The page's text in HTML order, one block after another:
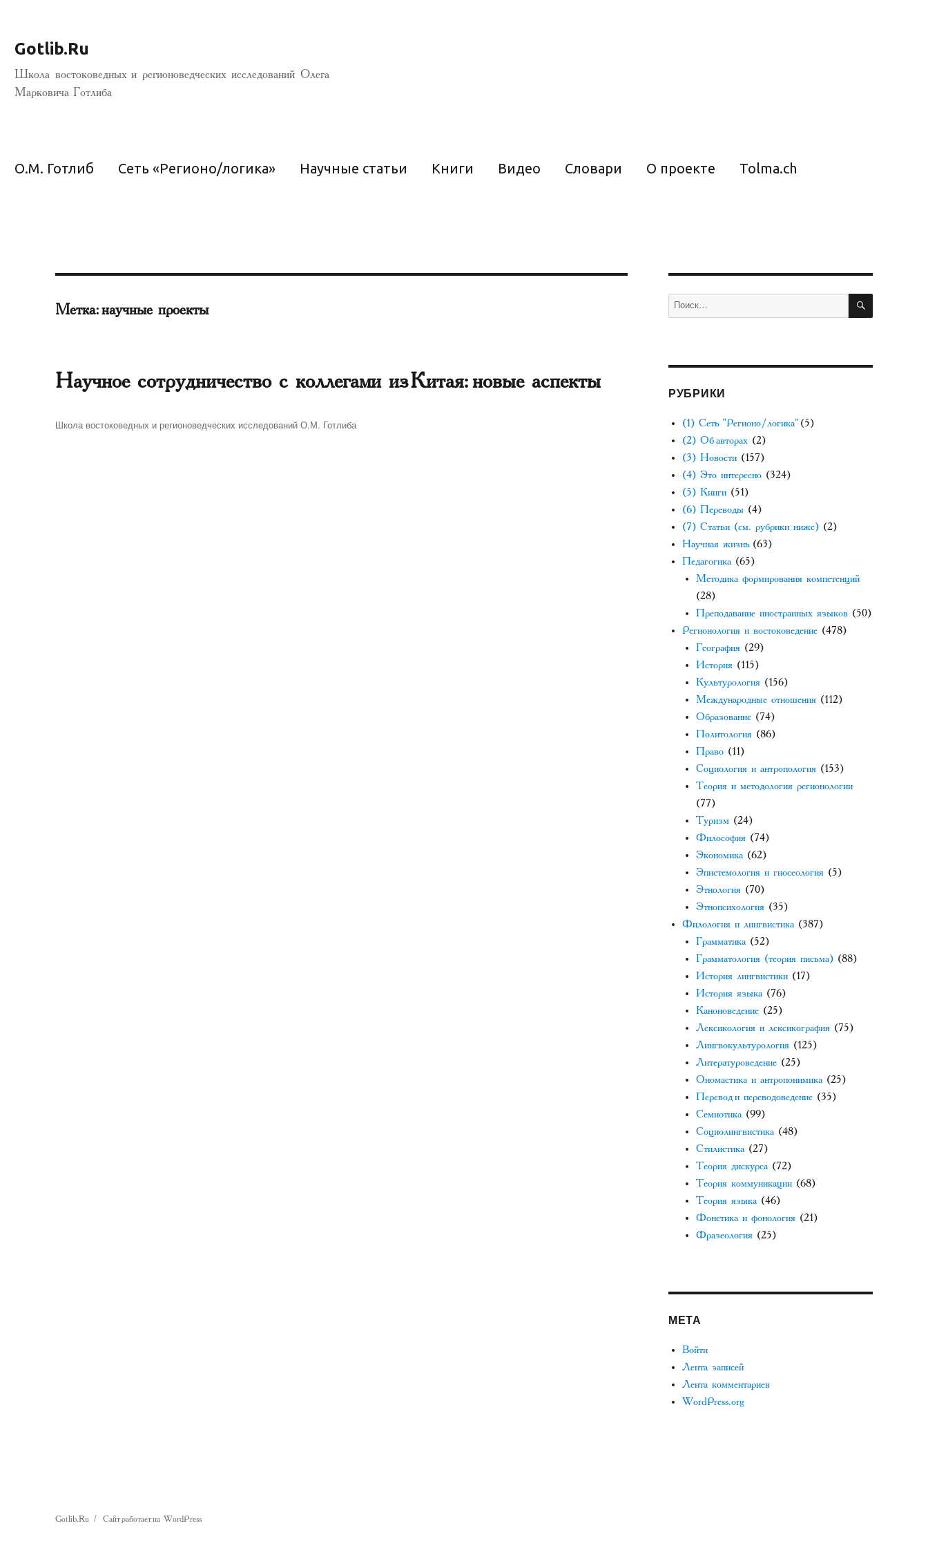
Gotlib.Ru
Школа востоковедных и регионоведческих исследований Олега
Марковича Готлиба
О.М. Готлиб Сеть «Регионо/логика» Научные статьи Книги Видео Словари О проекте Tolma.ch
Метка:научные проекты
Научное сотрудничество с коллегами из Китая: новые аспекты
Автор
Школа востоковедных и регионоведческих исследований О.М. Готлиба
Искать: ПОИСК
РУБРИКИ
(1) Сеть "Регионо/логика"(5)
(2) Об авторах(2)
(3) Новости(157)
(4) Это интересно(324)
(5) Книги(51)
(6) Переводы(4)
(7) Статьи (см. рубрики ниже)(2)
Научная жизнь(63)
Педагогика(65)
Методика формирования компетенций
(28)
Преподавание иностранных языков(50)
Регионология и востоковедение(478)
География(29)
История(115)
Культурология(156)
Международные отношения(112)
Образование(74)
Политология(86)
Право(11)
Социология и антропология(153)
Теория и методология регионологии
(77)
Туризм(24)
Философия(74)
Экономика(62)
Эпистемология и гносеология(5)
Этнология(70)
Этнопсихология(35)
Филология и лингвистика(387)
Грамматика(52)
Грамматология (теория письма)(88)
История лингвистики(17)
История языка(76)
Каноноведение(25)
Лексикология и лексикография(75)
Лингвокультурология(125)
Литературоведение(25)
Ономастика и антропонимика(25)
Перевод и переводоведение(35)
Семиотика(99)
Социолингвистика(48)
Стилистика(27)
Теория дискурса(72)
Теория коммуникации(68)
Теория языка(46)
Фонетика и фонология(21)
Фразеология(25)
МЕТА
Войти
Лента записей
Лента комментариев
WordPress.org
Gotlib.Ru Сайт работает на WordPress